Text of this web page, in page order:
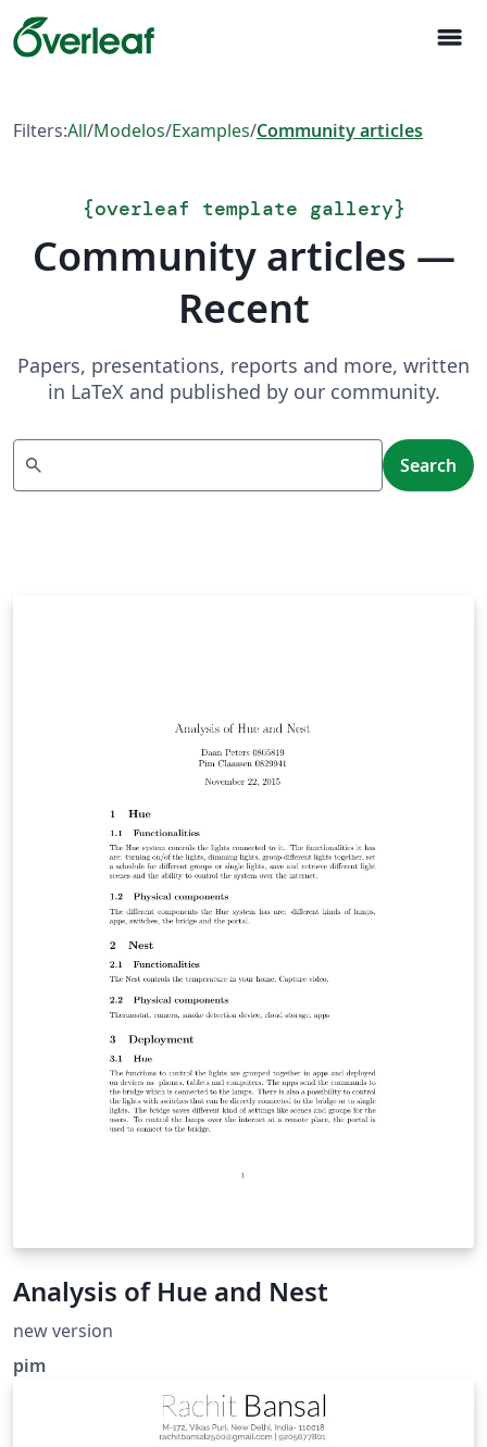
menu
Filters:All/Modelos/Examples/Community articles
{overleaf template gallery}
Community articles —
Recent
Papers, presentations, reports and more, written
in LaTeX and published by our community.
search Search
Analysis of Hue and Nest
new version
pim